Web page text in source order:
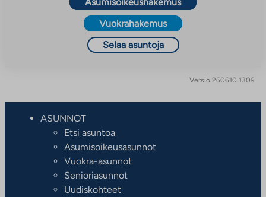
Vuokrahakemus
Selaa asuntoja
Versio 260610.1309
ASUNNOT
Etsi asuntoa
Asumisoikeusasunnot
Vuokra-asunnot
Senioriasunnot
Uudiskohteet